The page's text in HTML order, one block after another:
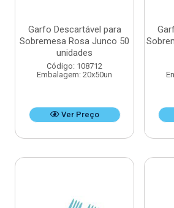
Garfo Descartável para
Sobremesa Rosa Junco 50
unidades
Código: 108712
Embalagem: 20x50un
Ver Preço